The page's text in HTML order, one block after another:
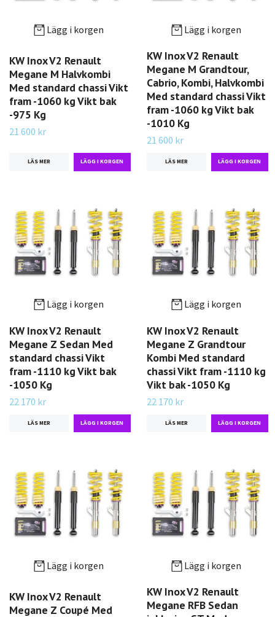
Lägg i korgen
KW Inox V2 Renault
Megane M Halvkombi
Med standard chassi Vikt
fram -1060 kg Vikt bak
-975 Kg
21 600 kr
LÄS MER
Lägg i korgen
KW Inox V2 Renault
Megane M Grandtour,
Cabrio, Kombi, Halvkombi
Med standard chassi Vikt
fram -1060 kg Vikt bak
-1010 Kg
21 600 kr
LÄS MER
Lägg i korgen
KW Inox V2 Renault
Megane Z Sedan Med
standard chassi Vikt
fram -1110 kg Vikt bak
-1050 Kg
22 170 kr
LÄS MER
Lägg i korgen
KW Inox V2 Renault
Megane Z Grandtour
Kombi Med standard
chassi Vikt fram -1110 kg
Vikt bak -1050 Kg
22 170 kr
LÄS MER
Lägg i korgen
KW Inox V2 Renault
Megane Z Coupé Med
Lägg i korgen
KW Inox V2 Renault
Megane RFB Sedan